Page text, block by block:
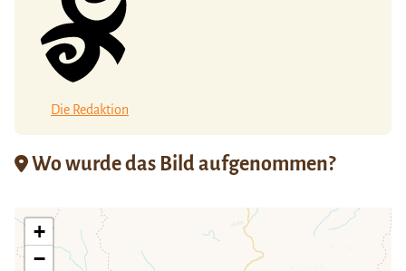
Die Redaktion
Wo wurde das Bild aufgenommen?
+
−